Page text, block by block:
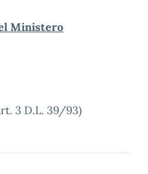
Ministero
3 D.L. 39/93)